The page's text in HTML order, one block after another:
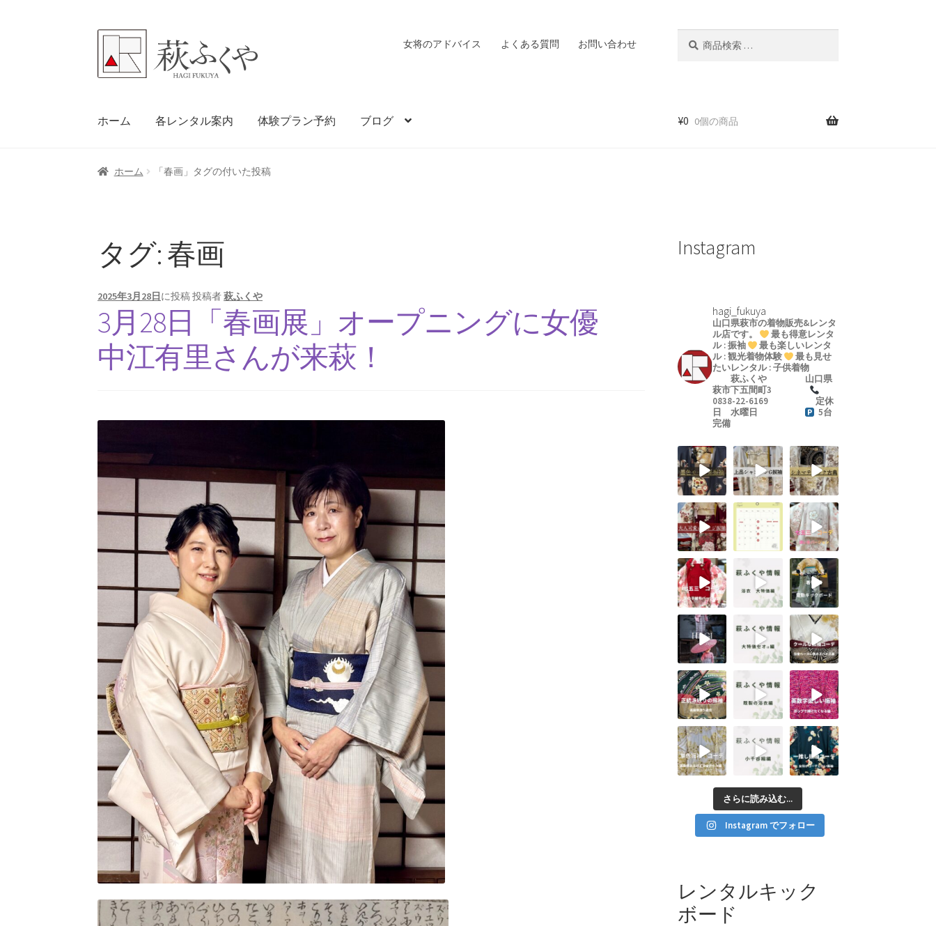
ナ
ゲ
ョ
ス
コ
テ
へ
ッ
女将のアドバイス よくある質問 お問い合わせ
ホーム 各レンタル案内 体験プラン予約 ブログ ¥0 0個の商品
ホーム 「春画」タグの付いた投稿
タグ:春画
2025年3月28日に投稿投稿者萩ふくや
3月28日「春画展」オープニングに女優
中江有里さんが来萩！
Instagram
hagi_fukuya
山口県萩市の着物販売&レンタ
ル店です。
最も得意レンタ
ル : 振袖
最も楽しいレンタ
ル : 観光着物体験
最も見せ
たいレンタル : 子供着物
萩ふくや山口県
萩市下五間町3
0838-22-6169定休
日 水曜日
5台
完備
さらに読み込む...
Instagram でフォロー
レンタルキック
ボード